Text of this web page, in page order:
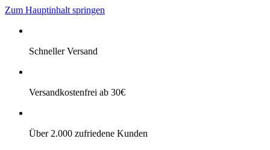
Zum Hauptinhalt springen
Schneller Versand
Versandkostenfrei ab 30€
Über 2.000 zufriedene Kunden